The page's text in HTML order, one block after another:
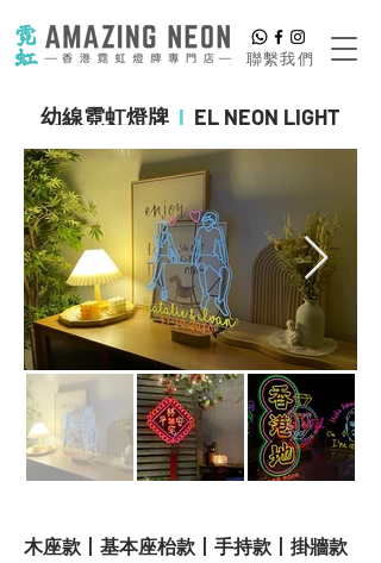
​聯繫我們
幼線霓虹燈牌 I EL NEON LIGHT
木座款丨基本座枱款丨手持款丨掛牆款